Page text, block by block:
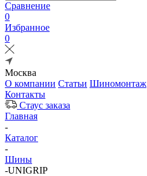
Сравнение
0
Избранное
0
Москва
О компании Статьи Шиномонтаж
Контакты
Стаус заказа
Главная
-
Каталог
-
Шины
-UNIGRIP